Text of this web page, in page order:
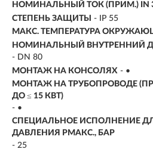
НОМИНАЛЬНЫЙ ТОК (ПРИМ.) IN
СТЕПЕНЬ ЗАЩИТЫ
- IP 55
МАКС. ТЕМПЕРАТУРА
НОМИНАЛЬНЫЙ ВНУТРЕННИЙ
- DN 80
МОНТАЖ НА КОНСОЛЯХ - •
МОНТАЖ НА ТРУБОПРОВОДЕ
ДО ≤ 15 КВТ)
- •
СПЕЦИАЛЬНОЕ ИСПОЛНЕНИЕ
ДАВЛЕНИЯ PМАКС., БАР
- 25